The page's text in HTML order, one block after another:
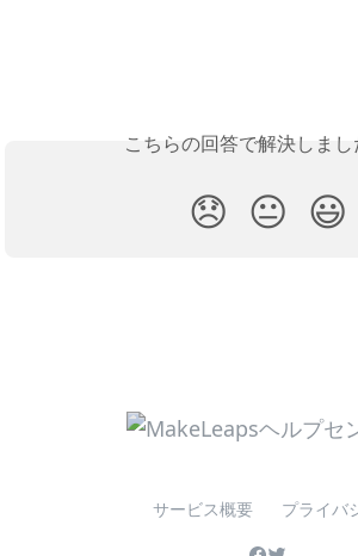
こちらの回答で解決しまし
😞 😐 😃
サービス概要 プライバ